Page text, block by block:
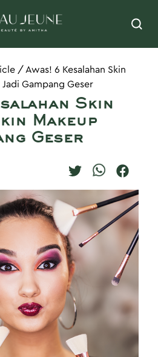
/ Awas! 6 Kesalahan Skin
Gampang Geser
Skin
Makeup
Geser